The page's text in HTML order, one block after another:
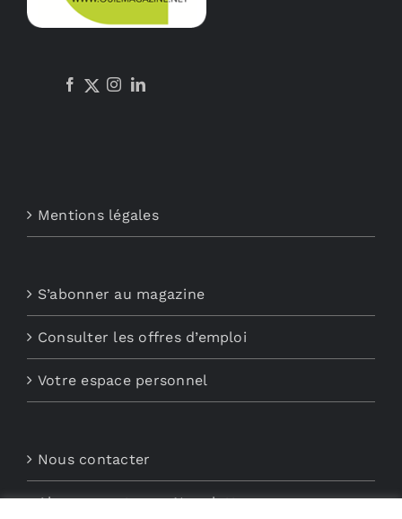
Mentions légales
S’abonner au magazine
Consulter les offres d’emploi
Votre espace personnel
Nous contacter
Abonnements aux Newsletters